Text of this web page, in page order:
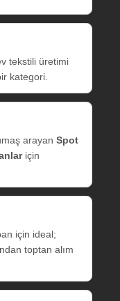
tekstili üretimi
kategori.
arayan Spot
için
için ideal;
toptan alım